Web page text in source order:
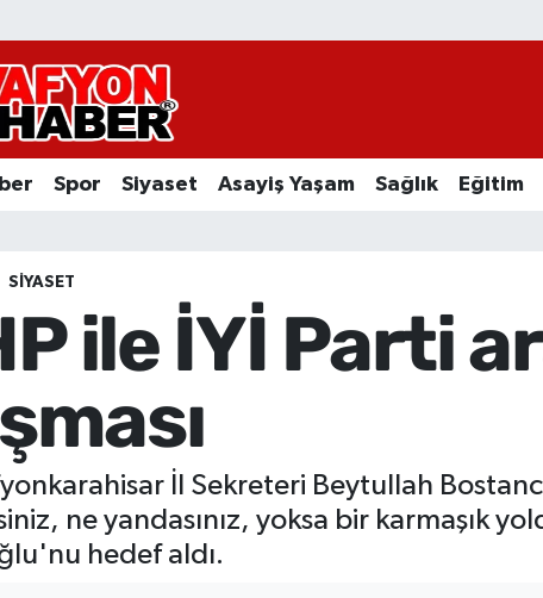
Spor Siyaset Asayiş Yaşam Sağlık Eğitim
SIYASET
ile İYİ Parti
İl Sekreteri Beytullah
ne yandasınız, yoksa bir karmaşık
hedef aldı.